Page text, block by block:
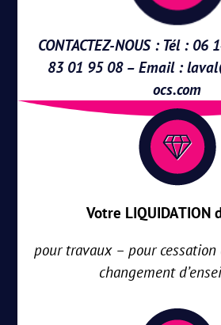
CONTACTEZ-NOUS : Tél :
83 01 95 08 – Email :
ocs.com
Votre LIQUIDATION
pour travaux – pour
changement